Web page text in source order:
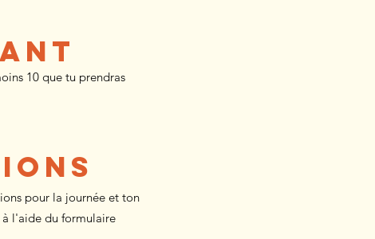
10 que tu prendras
pour la journée et ton
l'aide du formulaire